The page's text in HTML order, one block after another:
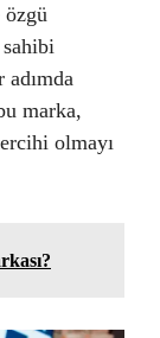
özgü
marka,
olmayı